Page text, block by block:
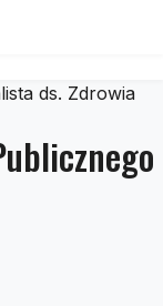
ds. Zdrowia